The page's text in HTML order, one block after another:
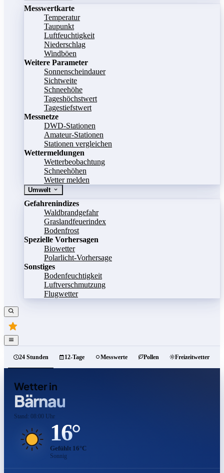
Messwertkarte
Temperatur
Taupunkt
Luftfeuchtigkeit
Niederschlag
Windböen
Weitere Parameter
Sonnenscheindauer
Sichtweite
Schneehöhe
Tageshöchstwert
Tagestiefstwert
Messnetze
DWD-Stationen
Amateur-Stationen
Stationen vergleichen
Wettermeldungen
Wetterbeobachtung
Schneehöhen
Wetter melden
Umwelt
Gefahrenindizes
Waldbrandgefahr
Graslandfeuerindex
Bodenfrost
Spezielle Vorhersagen
Biowetter
Polarlicht-Vorhersage
Sonstiges
Bodenfeuchtigkeit
Luftverschmutzung
Flugwetter
24 Stunden 12-Tage Messwerte Pollen Freizeitwetter
Wetter in
Bärnau
Stand: 08:00 Uhr
16°
Gefühlt 16°C
Sonnig